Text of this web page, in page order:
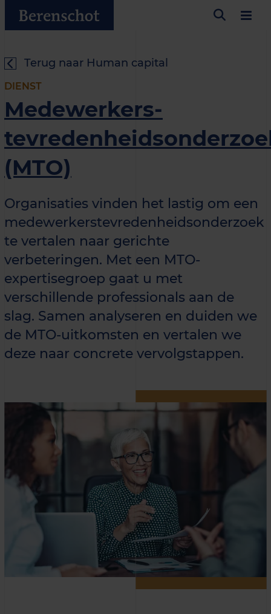
Terug naar Human capital
DIENST
Medewerkers­
(MTO)
Organisaties vinden het lastig om een
medewerkerstevredenheidsonderzoek
te vertalen naar gerichte
verbeteringen. Met een MTO-
expertisegroep gaat u met
verschillende professionals aan de
slag. Samen analyseren en duiden we
de MTO-uitkomsten en vertalen we
deze naar concrete vervolgstappen.